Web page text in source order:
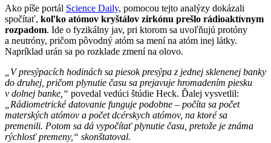
Ako píše portál Science Daily, pomocou tejto analýzy dokázali
spočítať, koľko atómov kryštálov zirkónu prešlo rádioaktívnym
rozpadom. Ide o fyzikálny jav, pri ktorom sa uvoľňujú protóny
a neutróny, pričom pôvodný atóm sa mení na atóm inej látky.
Napríklad urán sa po rozklade zmení na olovo.
„V presýpacích hodinách sa piesok presýpa z jednej sklenenej banky
do druhej, pričom plynutie času sa prejavuje hromadením piesku
v dolnej banke,“ povedal vedúci štúdie Heck. Ďalej vysvetlil:
„Rádiometrické datovanie funguje podobne – počíta sa počet
materských atómov a počet dcérskych atómov, na ktoré sa
premenili. Potom sa dá vypočítať plynutie času, pretože je známa
rýchlosť premeny,“ skonštatoval.